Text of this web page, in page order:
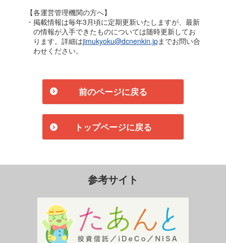
【各運営管理機関の方へ】
・掲載情報は毎年3月頃に定期更新いたしますが、最新
の情報が入手できたものについては随時更新してお
ります。詳細はjimukyoku@dcnenkin.jpまでお問い合
わせください。
前のページに戻る
トップページに戻る
参考サイト